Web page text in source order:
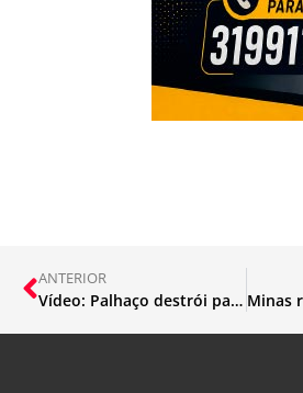
ANTERIOR
Vídeo: Palhaço destrói para-brisa de caminhão da Itaurb